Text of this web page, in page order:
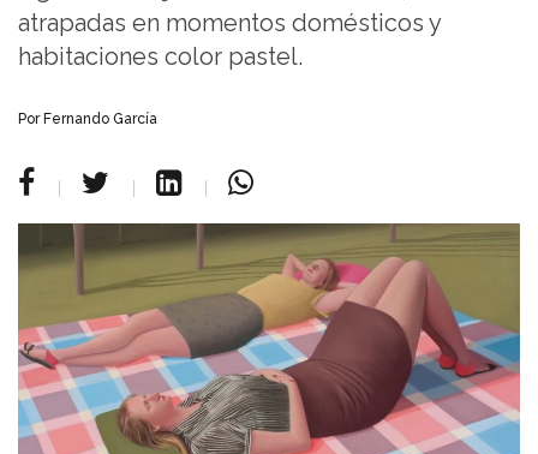
atrapadas en momentos domésticos y
habitaciones color pastel.
Por Fernando García